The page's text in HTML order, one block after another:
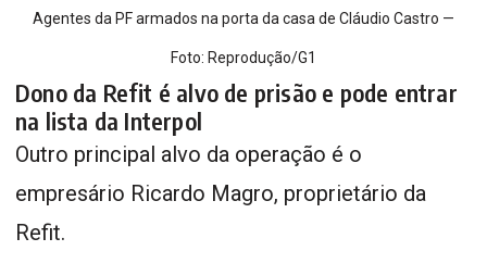
Agentes da PF armados na porta da casa de Cláudio Castro —
Foto: Reprodução/G1
Dono da Refit é alvo de prisão e pode entrar
na lista da Interpol
Outro principal alvo da operação é o
empresário Ricardo Magro, proprietário da
Refit.